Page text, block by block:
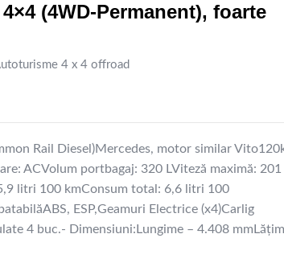
(4WD-Permanent), foarte
4 x 4 offroad
Rail Diesel)Mercedes, motor similar
ACVolum portbagaj: 320 LViteză maximă: 201
litri 100 kmConsum total: 6,6 litri 100
ESP,Geamuri Electrice (x4)Carlig
4 buc.- Dimensiuni:Lungime – 4.408